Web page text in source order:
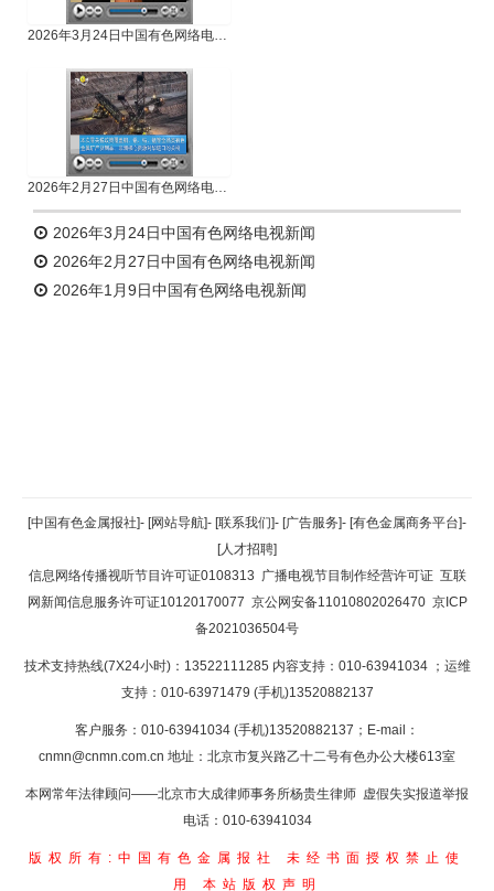
2026年3月24日中国有色网络电视新闻
2026年2月27日中国有色网络电视新闻
2026年3月24日中国有色网络电视新闻
2026年2月27日中国有色网络电视新闻
2026年1月9日中国有色网络电视新闻
返回顶部
返回首页
[中国有色金属报社]- [网站导航]- [联系我们]- [广告服务]- [有色金属商务平台]-
[人才招聘]
信息网络传播视听节目许可证0108313 广播电视节目制作经营许可证 互联
网新闻信息服务许可证10120170077 京公网安备11010802026470 京ICP
备2021036504号
技术支持热线(7X24小时)：13522111285 内容支持：010-63941034 ；运维
支持：010-63971479 (手机)13520882137
客户服务：010-63941034 (手机)13520882137；E-mail：
cnmn@cnmn.com.cn 地址：北京市复兴路乙十二号有色办公大楼613室
本网常年法律顾问——北京市大成律师事务所杨贵生律师 虚假失实报道举报
电话：010-63941034
版权所有:中国有色金属报社
未经书面授权禁止使
用 本站版权声明